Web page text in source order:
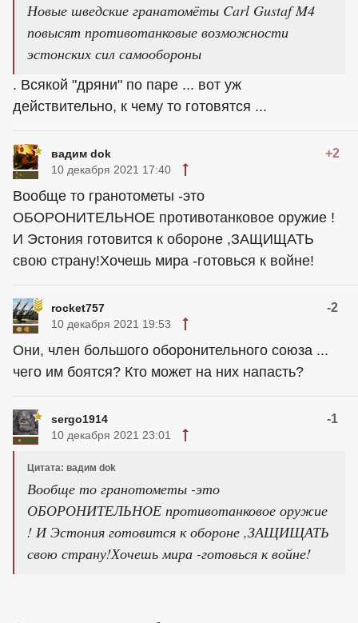
Новые шведские гранатомёты Carl Gustaf M4
повысят противотанковые возможности
эстонских сил самообороны
. Всякой "дряни" по паре ... вот уж
действительно, к чему то готовятся ...
вадим dok +2
10 декабря 2021 17:40
Вообще то гранотометы -это
ОБОРОНИТЕЛЬНОЕ противотанковое оружие !
И Эстония готовится к обороне ,ЗАЩИЩАТЬ
свою страну!Хочешь мира -готовься к войне!
rocket757 -2
10 декабря 2021 19:53
Они, член большого оборонительного союза ...
чего им боятся? Кто может на них напасть?
sergo1914 -1
10 декабря 2021 23:01
Цитата: вадим dok
Вообще то гранотометы -это
ОБОРОНИТЕЛЬНОЕ противотанковое оружие
! И Эстония готовится к обороне ,ЗАЩИЩАТЬ
свою страну!Хочешь мира -готовься к войне!